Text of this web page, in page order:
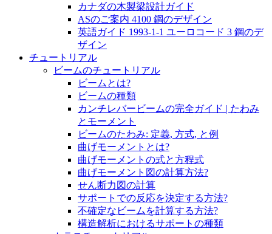
カナダの木製梁設計ガイド
ASのご案内 4100 鋼のデザイン
英語ガイド 1993-1-1 ユーロコード 3 鋼のデ
ザイン
チュートリアル
ビームのチュートリアル
ビームとは?
ビームの種類
カンチレバービームの完全ガイド | たわみ
とモーメント
ビームのたわみ: 定義, 方式, と例
曲げモーメントとは?
曲げモーメントの式と方程式
曲げモーメント図の計算方法?
せん断力図の計算
サポートでの反応を決定する方法?
不確定なビームを計算する方法?
構造解析におけるサポートの種類